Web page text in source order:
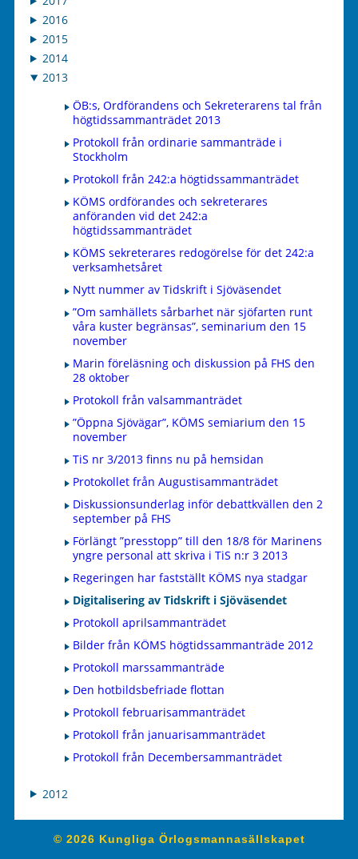
2016
2015
2014
2013
ÖB:s, Ordförandens och Sekreterarens tal från
högtidssammanträdet 2013
Protokoll från ordinarie sammanträde i
Stockholm
Protokoll från 242:a högtidssammanträdet
KÖMS ordförandes och sekreterares
anföranden vid det 242:a
högtidssammanträdet
KÖMS sekreterares redogörelse för det 242:a
verksamhetsåret
Nytt nummer av Tidskrift i Sjöväsendet
”Om samhällets sårbarhet när sjöfarten runt
våra kuster begränsas”, seminarium den 15
november
Marin föreläsning och diskussion på FHS den
28 oktober
Protokoll från valsammanträdet
”Öppna Sjövägar”, KÖMS semiarium den 15
november
TiS nr 3/2013 finns nu på hemsidan
Protokollet från Augustisammanträdet
Diskussionsunderlag inför debattkvällen den 2
september på FHS
Förlängt ”presstopp” till den 18/8 för Marinens
yngre personal att skriva i TiS n:r 3 2013
Regeringen har fastställt KÖMS nya stadgar
Digitalisering av Tidskrift i Sjöväsendet
Protokoll aprilsammanträdet
Bilder från KÖMS högtidssammanträde 2012
Protokoll marssammanträde
Den hotbildsbefriade flottan
Protokoll februarisammanträdet
Protokoll från januarisammanträdet
Protokoll från Decembersammanträdet
2012
© 2026 Kungliga Örlogsmannasällskapet